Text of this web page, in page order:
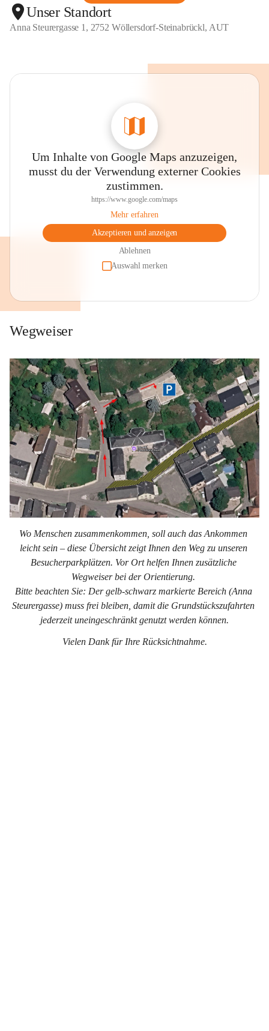
Unser Standort
Anna Steurergasse 1, 2752 Wöllersdorf-Steinabrückl, AUT
Um Inhalte von Google Maps anzuzeigen,
musst du der Verwendung externer Cookies
zustimmen.
https://www.google.com/maps
Mehr erfahren
Akzeptieren und anzeigen
Ablehnen
Auswahl merken
Wegweiser
Wo Menschen zusammenkommen, soll auch das Ankommen
leicht sein – diese Übersicht zeigt Ihnen den Weg zu unseren
Besucherparkplätzen. Vor Ort helfen Ihnen zusätzliche
Wegweiser bei der Orientierung.
Bitte beachten Sie: Der gelb-schwarz markierte Bereich (Anna
Steurergasse) muss frei bleiben, damit die Grundstückszufahrten
jederzeit uneingeschränkt genutzt werden können.
Vielen Dank für Ihre Rücksichtnahme.